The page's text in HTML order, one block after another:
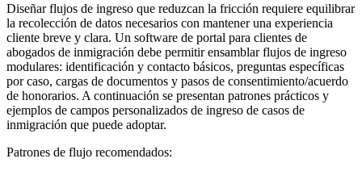
Diseñar flujos de ingreso que reduzcan la fricción requiere equilibrar
la recolección de datos necesarios con mantener una experiencia
cliente breve y clara. Un software de portal para clientes de
abogados de inmigración debe permitir ensamblar flujos de ingreso
modulares: identificación y contacto básicos, preguntas específicas
por caso, cargas de documentos y pasos de consentimiento/acuerdo
de honorarios. A continuación se presentan patrones prácticos y
ejemplos de campos personalizados de ingreso de casos de
inmigración que puede adoptar.
Patrones de flujo recomendados: